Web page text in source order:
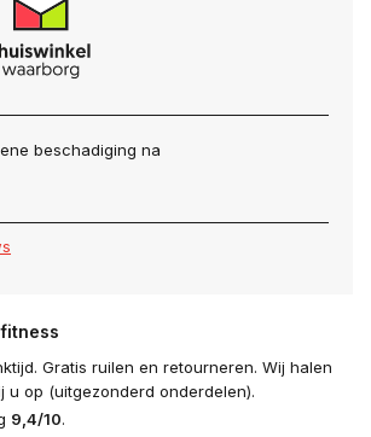
beschadiging na
Gratis ruilen en retourneren. Wij halen
u op (uitgezonderd onderdelen).
9,4/10.